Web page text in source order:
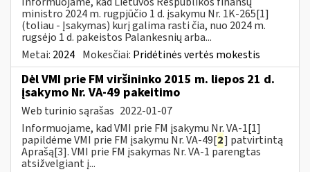
ministro 2024 m. rugpjūčio 1 d. įsakymu Nr. 1K-265[1]
(toliau - Įsakymas) kurį galima rasti čia, nuo 2024 m.
rugsėjo 1 d. pakeistos Palankesnių arba...
Metai: 2024 Mokesčiai: Pridėtinės vertės mokestis
Dėl VMI prie FM viršininko 2015 m. liepos 21 d.
įsakymo Nr. VA-49 pakeitimo
Web turinio sąrašas 2022-01-07
Informuojame, kad VMI prie FM įsakymu Nr. VA-1[1]
papildėme VMI prie FM įsakymu Nr. VA-49[2] patvirtintą
Aprašą[3]. VMI prie FM įsakymas Nr. VA-1 parengtas
atsižvelgiant į...